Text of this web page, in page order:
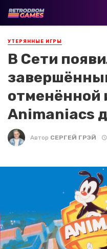
УТЕРЯННЫЕ ИГРЫ
В Сети
отменённой
Animaniacs
Автор СЕРГЕЙ ГРЭЙ